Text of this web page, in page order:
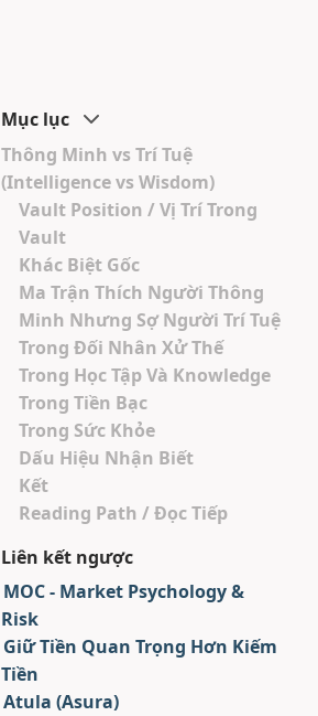
Mục lục
Thông Minh vs Trí Tuệ
(Intelligence vs Wisdom)
Vault Position / Vị Trí Trong
Vault
Khác Biệt Gốc
Ma Trận Thích Người Thông
Minh Nhưng Sợ Người Trí Tuệ
Trong Đối Nhân Xử Thế
Trong Học Tập Và Knowledge
Trong Tiền Bạc
Trong Sức Khỏe
Dấu Hiệu Nhận Biết
Kết
Reading Path / Đọc Tiếp
Liên kết ngược
MOC - Market Psychology &
Risk
Giữ Tiền Quan Trọng Hơn Kiếm
Tiền
Atula (Asura)